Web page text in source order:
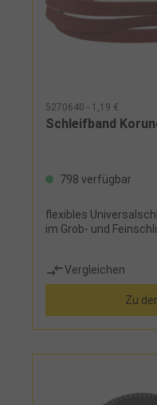
5270640 - 1,19 €
Schleifband
798 verfügbar
flexibles
im Grob- und
Vergleichen
Zu